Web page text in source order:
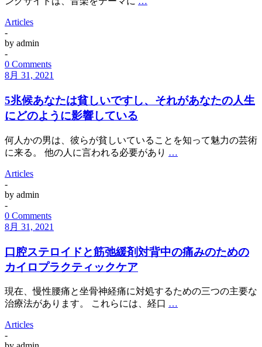
Articles
-
by admin
-
0 Comments
8月 31, 2021
5兆候あなたは貧しいですし、それがあなたの人生
にどのように影響している
何人かの男は、彼らが貧しいていることを知って魅力の芸術
に来る。 他の人に言われる必要があり …
Articles
-
by admin
-
0 Comments
8月 31, 2021
口腔ステロイドと筋弛緩剤対背中の痛みのための
カイロプラクティックケア
現在、慢性腰痛と坐骨神経痛に対処するための三つの主要な
治療法があります。 これらには、経口 …
Articles
-